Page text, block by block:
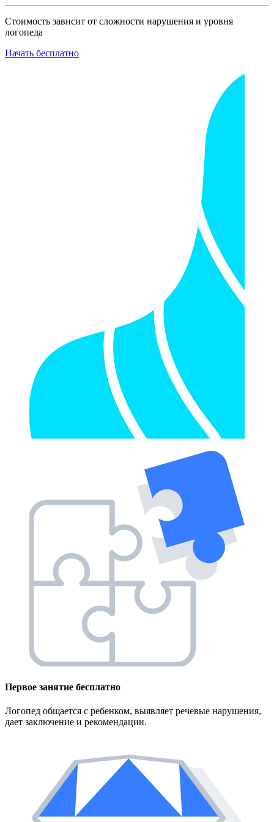
Стоимость зависит от сложности нарушения и уровня
логопеда
Начать бесплатно
Первое занятие бесплатно
Логопед общается с ребенком, выявляет речевые нарушения,
дает заключение и рекомендации.